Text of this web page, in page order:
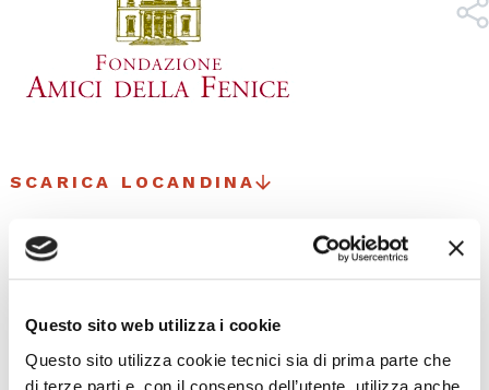
Questo sito web utilizza i cookie
Questo sito utilizza cookie tecnici sia di prima parte che
di terze parti e, con il consenso dell’utente, utilizza anche
SCARICA LOCANDINA
I prossimi eventi